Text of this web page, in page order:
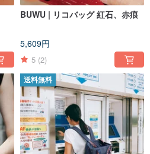
BUWU | リコバッグ 紅石、赤痕
5,609円
5 (2)
送料無料